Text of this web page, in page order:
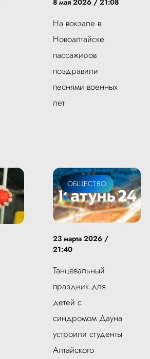
8 мая 2026 / 21:08
На вокзале в
Новоалтайске
пассажиров
поздравили
песнями военных
лет
ОБЩЕСТВО
23 марта 2026 /
21:40
Танцевальный
праздник для
детей с
синдромом Дауна
устроили студенты
Алтайского